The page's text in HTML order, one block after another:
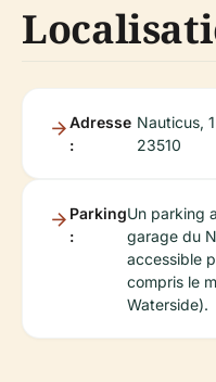
Adresse
:
Nauticus,
23510
Parking
:
Un parking
garage du
accessible
compris le
Waterside).